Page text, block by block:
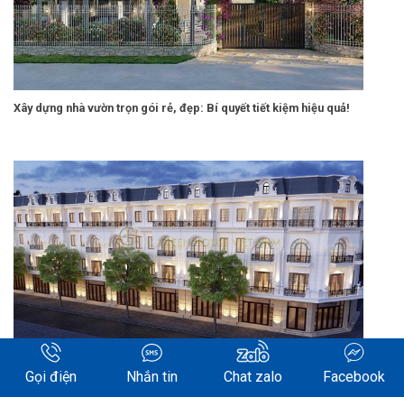
Xây dựng nhà vườn trọn gói rẻ, đẹp: Bí quyết tiết kiệm hiệu quả!
Xây nhà liền kề trọn gói
Gọi điện Nhắn tin Chat zalo Facebook